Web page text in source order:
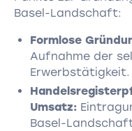
Basel-Landschaft:
Formlose
Aufnahme der
Umsatz:
Basel-